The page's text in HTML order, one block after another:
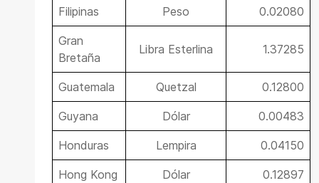
Filipinas Peso 0.02080
Gran
Bretaña
Libra Esterlina 1.37285
Guatemala Quetzal 0.12800
Guyana Dólar 0.00483
Honduras Lempira 0.04150
Hong Kong Dólar 0.12897